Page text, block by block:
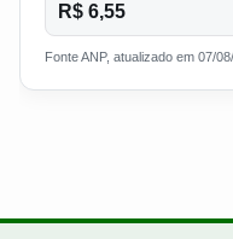
R$ 6,55
Fonte ANP, atualizado em 07/